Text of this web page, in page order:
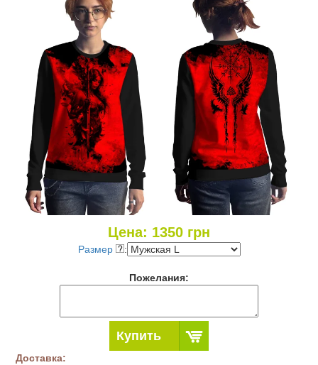
Цена: 1350 грн
Размер :
Пожелания:
Купить
Доставка: